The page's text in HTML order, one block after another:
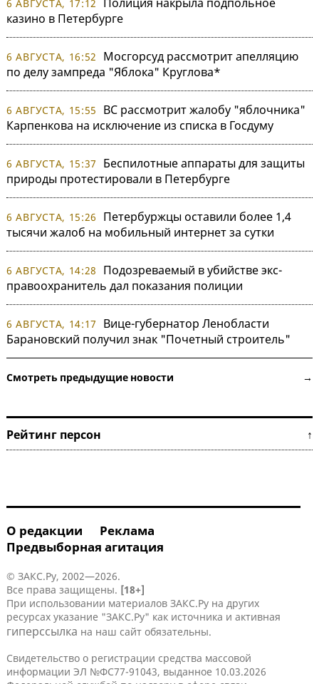
6 АВГУСТА, 17:12
казино в Петербурге
6 АВГУСТА, 16:52
Мосгорсуд рассмотрит апелляцию
по делу зампреда "Яблока" Круглова*
6 АВГУСТА, 15:55
ВС рассмотрит жалобу "яблочника"
Карпенкова на исключение из списка в Госдуму
6 АВГУСТА, 15:37
Беспилотные аппараты для защиты
природы протестировали в Петербурге
6 АВГУСТА, 15:26
Петербуржцы оставили более 1,4
тысячи жалоб на мобильный интернет за сутки
6 АВГУСТА, 14:28
Подозреваемый в убийстве экс-
правоохранитель дал показания полиции
6 АВГУСТА, 14:17
Вице-губернатор Ленобласти
Барановский получил знак "Почетный строитель"
Смотреть предыдущие новости →
Рейтинг персон ↑
О редакции
Реклама
Предвыборная агитация
© ЗАКС.Ру, 2002—2026.
Все права защищены. [18+]
При использовании материалов ЗАКС.Ру на других
ресурсах указание "ЗАКС.Ру" как источника и активная
гиперссылка на наш сайт обязательны.
Свидетельство о регистрации средства массовой
информации ЭЛ №ФС77-91043, выданное 10.03.2026